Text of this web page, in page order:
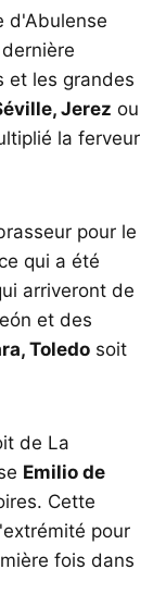
d'Abulense
et les grandes
Jerez ou
la ferveur
pour le
qui a été
arriveront de
et des
Toledo soit
de La
Emilio de
Cette
pour
fois dans